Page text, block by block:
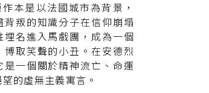
本是以法國城市為背景，
背叛的知識分子在信仰崩塌
埋名進入馬戲團，成為一個
博取笑聲的小丑。在安德烈
是一個關於精神流亡、命運
的虛無主義寓言。